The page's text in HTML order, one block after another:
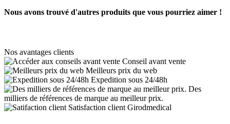
Nous avons trouvé d'autres produits que vous pourriez aimer !
Nos avantages clients
Conseil avant vente
Meilleurs prix du web
Expedition sous 24/48h
Des
milliers de références de marque au meilleur prix.
Satisfaction client Girodmedical